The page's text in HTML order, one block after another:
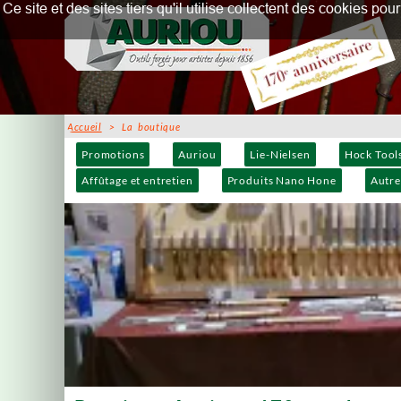
Promotions Auriou Lie-Nielsen Hock
Affûtage et entretien
Produits Nano Hone
Accueil > La boutique
Ce site et des sites tiers qu'il utilise collectent des cookies